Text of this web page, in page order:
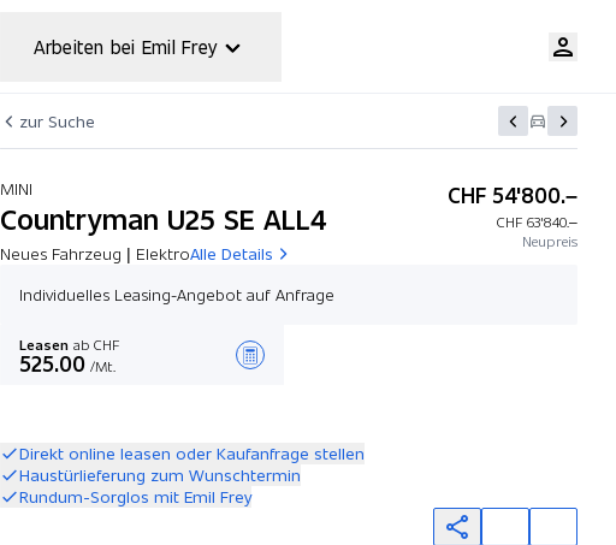
Arbeiten bei Emil Frey
zur Suche
MINI
Countryman U25 SE ALL4
Neues Fahrzeug | ElektroAlle Details
CHF 54'800.–
CHF 63'840.–
Neupreis
Individuelles Leasing-Angebot auf Anfrage
Leasen ab CHF
525.00 /Mt.
Direkt online leasen oder Kaufanfrage stellen
Haustürlieferung zum Wunschtermin
Rundum-Sorglos mit Emil Frey